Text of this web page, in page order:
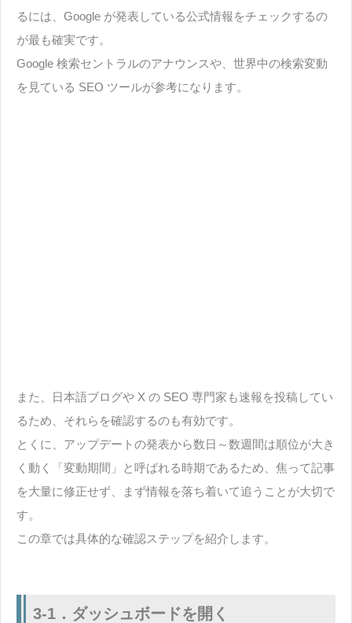
るには、Google が発表している公式情報をチェックするの
が最も確実です。
Google 検索セントラルのアナウンスや、世界中の検索変動
を見ている SEO ツールが参考になります。
また、日本語ブログや X の SEO 専門家も速報を投稿してい
るため、それらを確認するのも有効です。
とくに、アップデートの発表から数日～数週間は順位が大き
く動く「変動期間」と呼ばれる時期であるため、焦って記事
を大量に修正せず、まず情報を落ち着いて追うことが大切で
す。
この章では具体的な確認ステップを紹介します。
3-1．ダッシュボードを開く